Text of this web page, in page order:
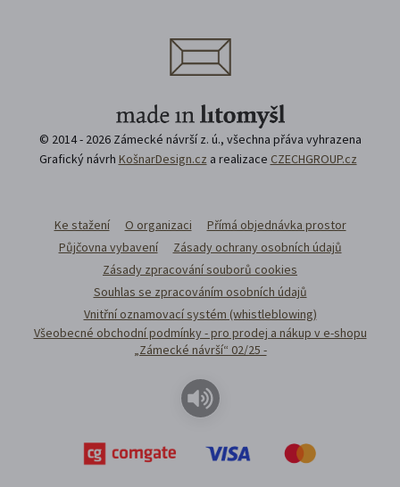
© 2014 - 2026 Zámecké návrší z. ú., všechna přáva vyhrazena
Grafický návrh KošnarDesign.cz a realizace CZECHGROUP.cz
Ke stažení O organizaci
Přímá objednávka prostor
Půjčovna vybavení
Zásady ochrany osobních údajů
Zásady zpracování souborů cookies
Souhlas se zpracováním osobních údajů
Vnitřní oznamovací systém (whistleblowing)
Všeobecné obchodní podmínky - pro prodej a nákup v e-shopu
„Zámecké návrší“ 02/25 -